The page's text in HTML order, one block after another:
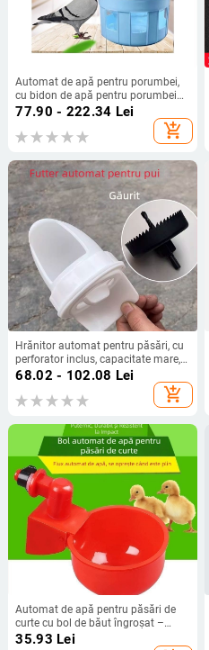
Automat de apă pentru porumbei,
cu bidon de apă pentru porumbei
de curse, recipient de apă
77.90 - 222.34 Lei
add_shopping_cart
Hrănitor automat pentru păsări, cu
perforator inclus, capacitate mare,
model 006, din plastic
68.02 - 102.08 Lei
add_shopping_cart
Automat de apă pentru păsări de
curte cu bol de băut îngroșat –
găini, rațe, gâște, pui, porumbei și
35.93 Lei